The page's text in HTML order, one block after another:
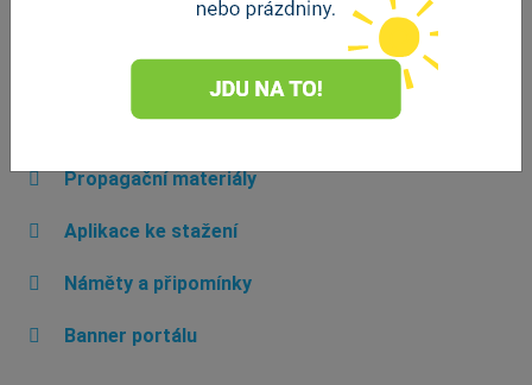
Informační centra
Propagační materiály
Aplikace ke stažení
Náměty a připomínky
Banner portálu